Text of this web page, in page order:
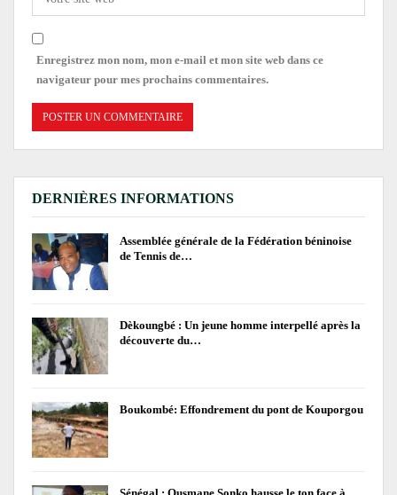
Enregistrez mon nom, mon e-mail et mon site web dans ce
navigateur pour mes prochains commentaires.
DERNIÈRES INFORMATIONS
Assemblée générale de la Fédération béninoise
de Tennis de…
Dèkoungbé : Un jeune homme interpellé après la
découverte du…
Boukombé: Effondrement du pont de Kouporgou